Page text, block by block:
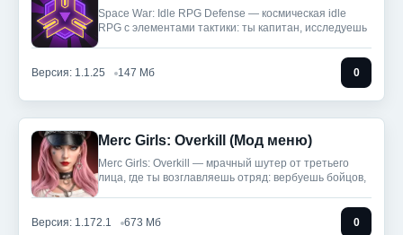
Space War: Idle RPG Defense — космическая idle
RPG с элементами тактики: ты капитан, исследуешь
Версия: 1.1.25 147 Мб 0
Merc Girls: Overkill (Мод меню)
Merc Girls: Overkill — мрачный шутер от третьего
лица, где ты возглавляешь отряд: вербуешь бойцов,
Версия: 1.172.1 673 Мб 0